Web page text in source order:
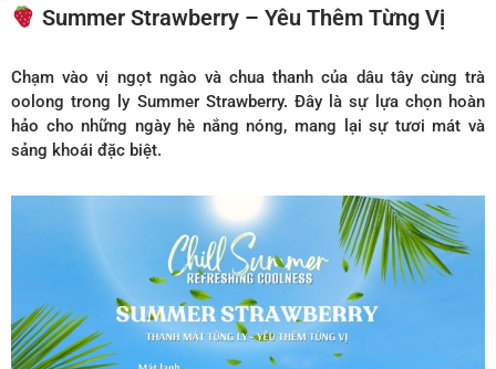
Summer Strawberry – Yêu Thêm Từng Vị
Chạm vào vị ngọt ngào và chua thanh của dâu tây cùng trà
oolong trong ly Summer Strawberry. Đây là sự lựa chọn hoàn
hảo cho những ngày hè nắng nóng, mang lại sự tươi mát và
sảng khoái đặc biệt.